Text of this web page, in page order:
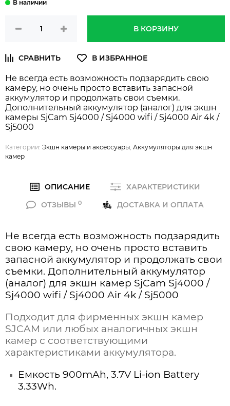
В КОРЗИНУ
Не всегда есть возможность подзарядить свою
камеру, но очень просто вставить запасной
аккумулятор и продолжать свои съемки.
Дополнительный аккумулятор (аналог) для экшн
камеры SjCam Sj4000 / Sj4000 wifi / Sj4000 Air 4k /
Sj5000
Категории: Экшн камеры и аксессуары Аккумуляторы для экшн
камер
ОПИСАНИЕ
ХАРАКТЕРИСТИКИ
ОТЗЫВЫ 0 ДОСТАВКА И ОПЛАТА
Не всегда есть возможность подзарядить
свою камеру, но очень просто вставить
запасной аккумулятор и продолжать свои
съемки. Дополнительный аккумулятор
(аналог) для экшн камер SjCam Sj4000 /
Sj4000 wifi / Sj4000 Air 4k / Sj5000
Подходит для фирменных экшн камер
SJCAM или любых аналогичных экшн
камер с соответствующими
характеристиками аккумулятора.
Емкость 900mAh, 3.7V Li-ion Battery
3.33Wh.